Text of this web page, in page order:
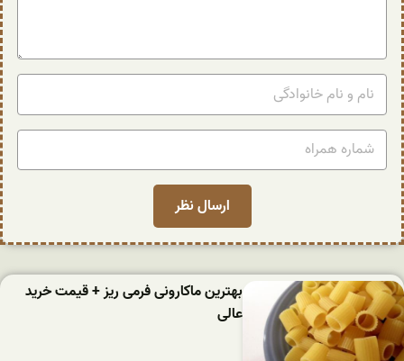
بهترین ماکارونی فرمی ریز + قیمت خرید
عالی